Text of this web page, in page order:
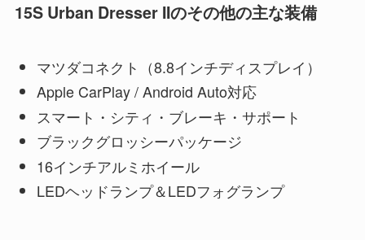
15S Urban Dresser IIのその他の主な装備
マツダコネクト（8.8インチディスプレイ）
Apple CarPlay / Android Auto対応
スマート・シティ・ブレーキ・サポート
ブラックグロッシーパッケージ
16インチアルミホイール
LEDヘッドランプ＆LEDフォグランプ